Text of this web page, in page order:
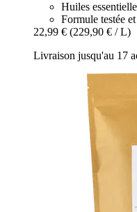
Huiles
Formule testée
22,99 € (229,90 € / L)
Livraison jusqu'au 17